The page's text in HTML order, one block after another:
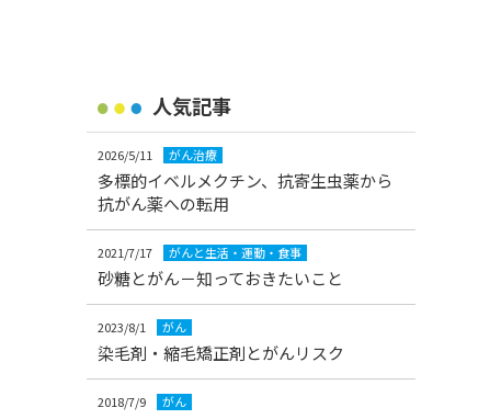
人気記事
2026/5/11 がん治療
多標的イベルメクチン、抗寄生虫薬から
抗がん薬への転用
2021/7/17 がんと生活・運動・食事
砂糖とがん－知っておきたいこと
2023/8/1 がん
染毛剤・縮毛矯正剤とがんリスク
2018/7/9 がん